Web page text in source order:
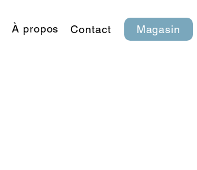
À propos Contact Magasin